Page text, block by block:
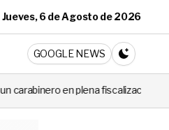
Jueves, 6 de Agosto de 2026
GOOGLE NEWS
CAMBIA A
fiscalización Cortes de luz de